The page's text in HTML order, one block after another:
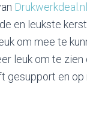
Drukwerkdeal.nl
en leukste
om mee te
leuk om te
gesupport en